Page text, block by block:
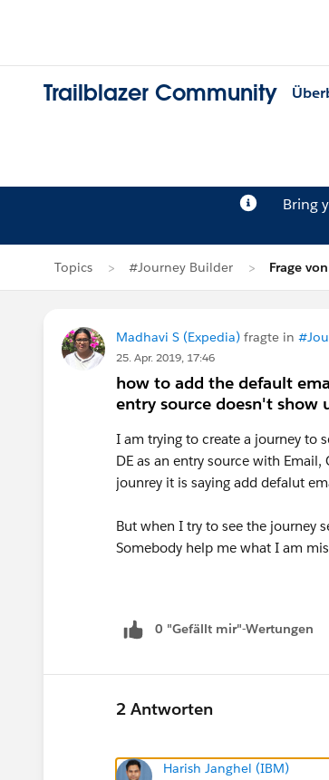
Trailblazer Community
Bring
Topics #Journey Builder Frage
Madhavi S (Expedia) fragte in
25. Apr. 2019, 17:46
how to add the default
entry source doesn't show
I am trying to create a journey to
DE as an entry source with
jounrey it is saying add defalut
But when I try to see the journey
Somebody help me what I am
0 "Gefällt mir"-Wertungen
2 Antworten
Harish Janghel (IBM)